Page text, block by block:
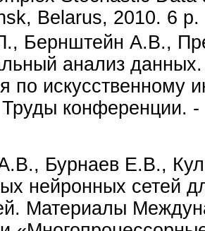
Belarus, 2010. 6 р.
Бернштейн А.В.,
анализ
по искусственному
конференции.
Бурнаев Е.В.,
нейронных сетей
Материалы